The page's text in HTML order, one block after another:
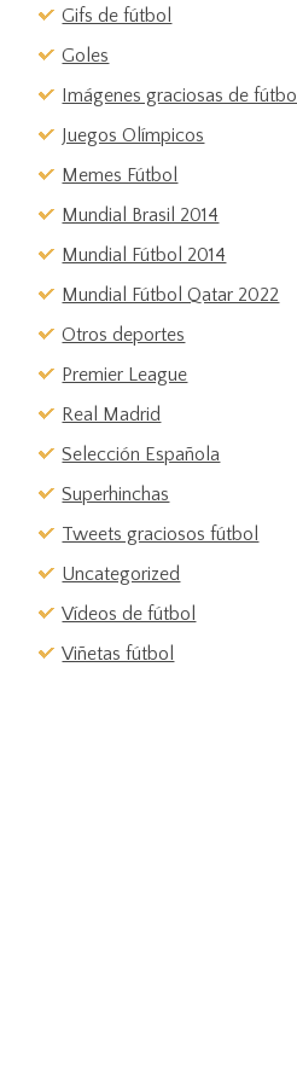
Gifs de fútbol
Goles
Imágenes graciosas de fútbol
Juegos Olímpicos
Memes Fútbol
Mundial Brasil 2014
Mundial Fútbol 2014
Mundial Fútbol Qatar 2022
Otros deportes
Premier League
Real Madrid
Selección Española
Superhinchas
Tweets graciosos fútbol
Uncategorized
Vídeos de fútbol
Viñetas fútbol